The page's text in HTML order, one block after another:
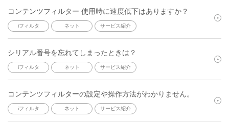
コンテンツフィルター 使用時に速度低下はありますか？
iフィルタ ネット サービス紹介
シリアル番号を忘れてしまったときは？
iフィルタ ネット サービス紹介
コンテンツフィルターの設定や操作方法がわかりません。
iフィルタ ネット サービス紹介